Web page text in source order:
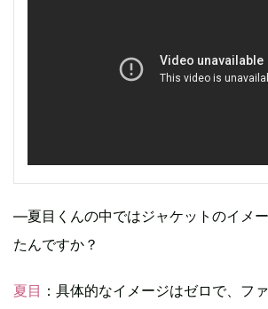
―夏目くんの中ではジャケットのイメ
たんですか？
夏目 ：具体的なイメージはゼロで、フ